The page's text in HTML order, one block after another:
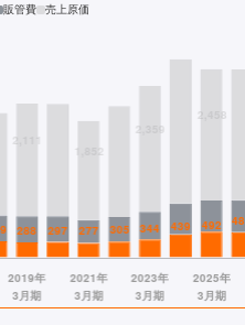
販管費 売上原価